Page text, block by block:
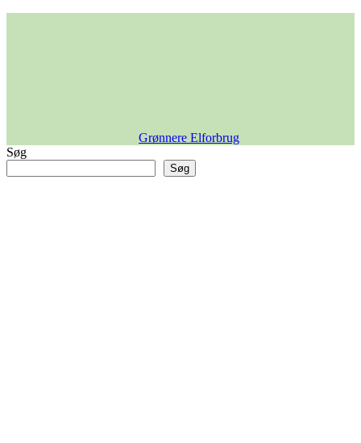
Grønnere Elforbrug
Søg
Søg